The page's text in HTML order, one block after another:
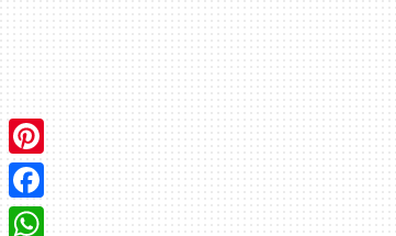
Pinterest
Facebook